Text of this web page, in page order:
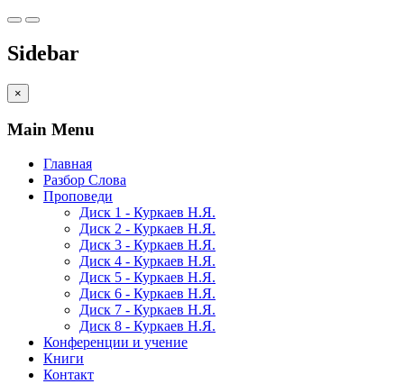
Sidebar
×
Main Menu
Главная
Разбор Слова
Проповеди
Диск 1 - Куркаев Н.Я.
Диск 2 - Куркаев Н.Я.
Диск 3 - Куркаев Н.Я.
Диск 4 - Куркаев Н.Я.
Диск 5 - Куркаев Н.Я.
Диск 6 - Куркаев Н.Я.
Диск 7 - Куркаев Н.Я.
Диск 8 - Куркаев Н.Я.
Конференции и учение
Книги
Контакт